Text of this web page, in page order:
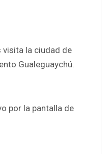
visita la ciudad de
Gualeguaychú.
por la pantalla de